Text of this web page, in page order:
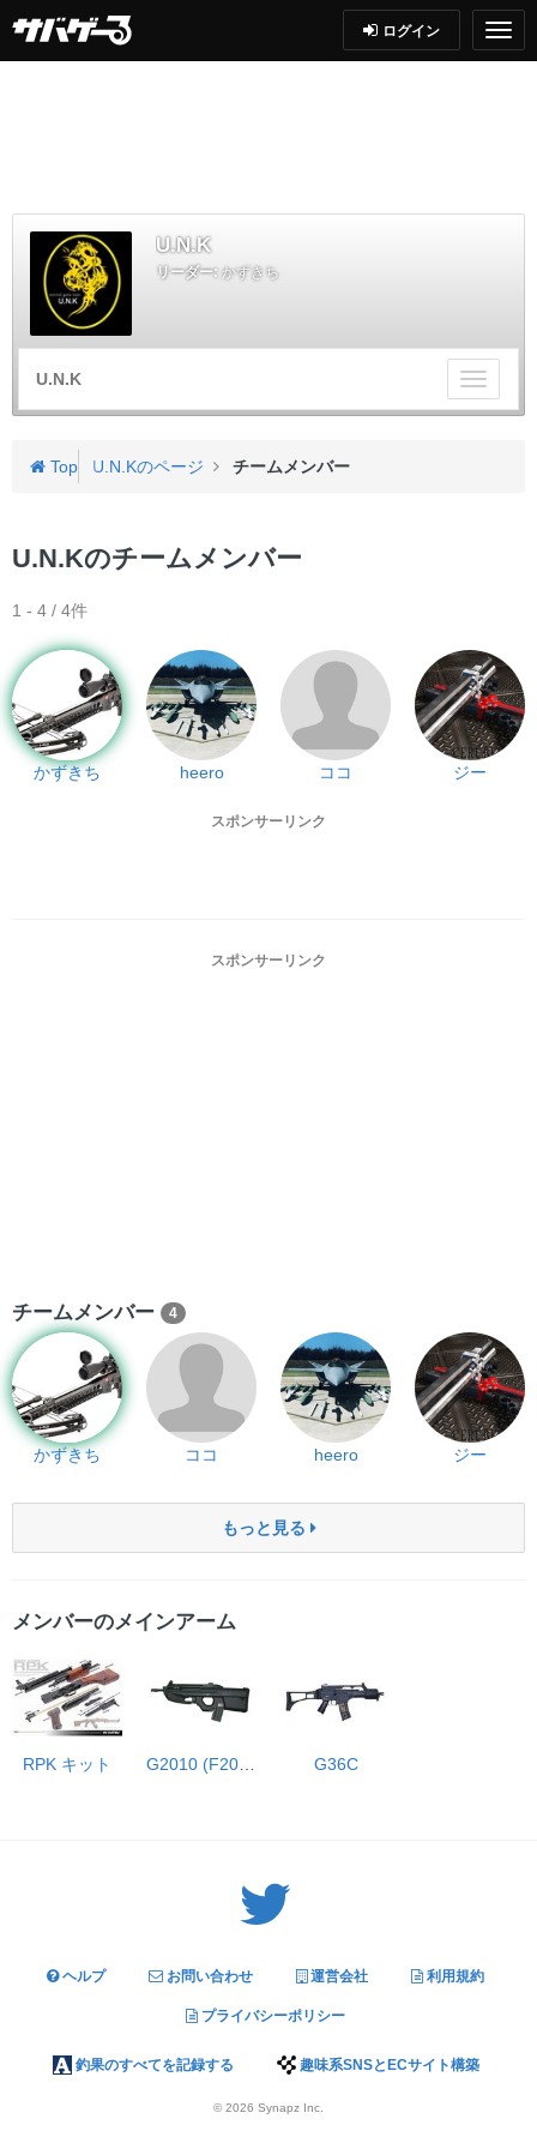
ログイン
U.N.K
リーダー: かずきち
チ
ー
U.N.K
Top U.N.Kのページ チームメンバー
U.N.Kのチームメンバー
1 - 4 / 4件
かずきち heero ココ ジー
スポンサーリンク
スポンサーリンク
チームメンバー 4
かずきち ココ heero ジー
もっと見る
メンバーのメインアーム
RPK キット G36C
ヘルプ お問い合わせ 運営会社 利用規約
プライバシーポリシー
釣果のすべてを記録する 趣味系SNSとECサイト構築
© 2026 Synapz Inc.